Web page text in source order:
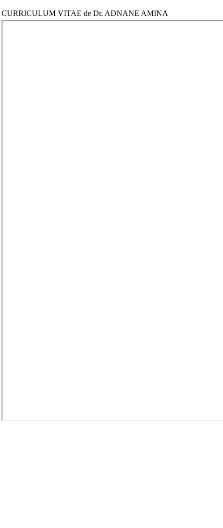
CURRICULUM VITAE de Dr. ADNANE AMINA